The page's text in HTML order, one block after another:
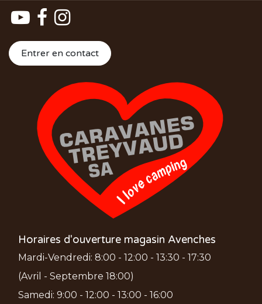
Entrer en contact
Horaires d'ouverture magasin Avenches
Mardi-Vendredi: 8:00 - 12:00 - 13:30 - 17:30
(Avril - Septembre 18:00)
Samedi: 9:00 - 12:00 - 13:00 - 16:00